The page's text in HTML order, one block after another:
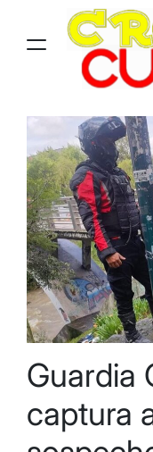
content
Guardia
captura